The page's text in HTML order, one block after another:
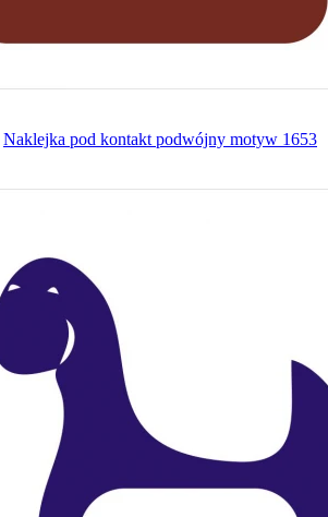
Naklejka pod kontakt podwójny motyw 1653